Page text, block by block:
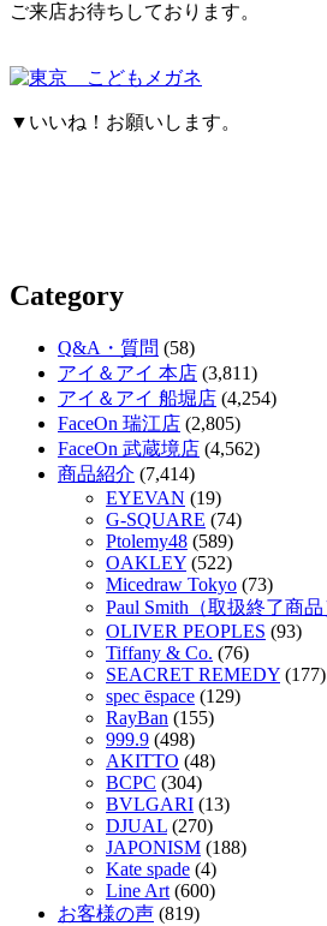
ご来店お待ちしております。
▼いいね！お願いします。
Category
Q&A・質問 (58)
アイ＆アイ 本店 (3,811)
アイ＆アイ 船堀店 (4,254)
FaceOn 瑞江店 (2,805)
FaceOn 武蔵境店 (4,562)
商品紹介 (7,414)
EYEVAN (19)
G-SQUARE (74)
Ptolemy48 (589)
OAKLEY (522)
Micedraw Tokyo (73)
Paul Smith（取扱終了商品
OLIVER PEOPLES (93)
Tiffany & Co. (76)
SEACRET REMEDY (177)
spec ēspace (129)
RayBan (155)
999.9 (498)
AKITTO (48)
BCPC (304)
BVLGARI (13)
DJUAL (270)
JAPONISM (188)
Kate spade (4)
Line Art (600)
お客様の声 (819)